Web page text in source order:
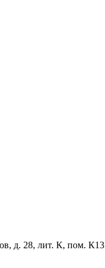
д. 28, лит. К, пом.